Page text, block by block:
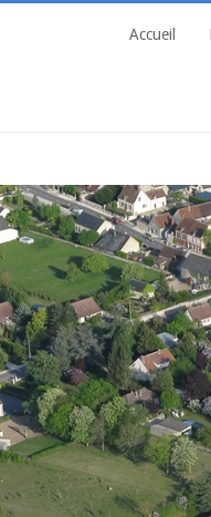
Accueil